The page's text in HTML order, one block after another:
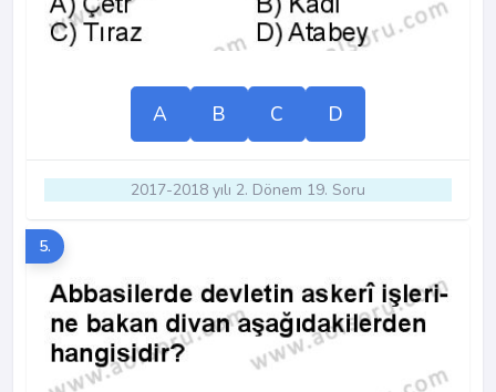
A B C D
2017-2018 yılı 2. Dönem 19. Soru
5.